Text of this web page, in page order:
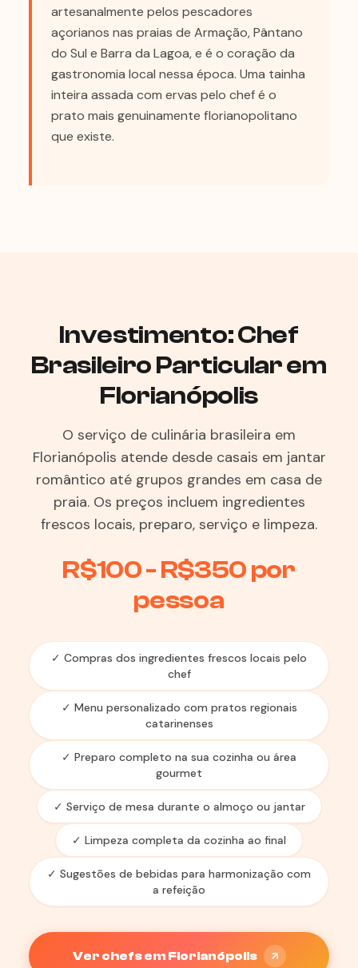
artesanalmente pelos pescadores
açorianos nas praias de Armação, Pântano
do Sul e Barra da Lagoa, e é o coração da
gastronomia local nessa época. Uma tainha
inteira assada com ervas pelo chef é o
prato mais genuinamente florianopolitano
que existe.
Investimento: Chef
Brasileiro Particular em
Florianópolis
O serviço de culinária brasileira em
Florianópolis atende desde casais em jantar
romântico até grupos grandes em casa de
praia. Os preços incluem ingredientes
frescos locais, preparo, serviço e limpeza.
R$100 - R$350 por
pessoa
✓ Compras dos ingredientes frescos locais pelo
chef
✓ Menu personalizado com pratos regionais
catarinenses
✓ Preparo completo na sua cozinha ou área
gourmet
✓ Serviço de mesa durante o almoço ou jantar
✓ Limpeza completa da cozinha ao final
✓ Sugestões de bebidas para harmonização com
a refeição
Ver chefs em Florianópolis